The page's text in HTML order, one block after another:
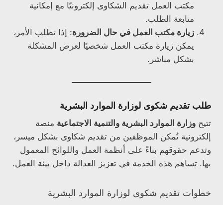
مكتب العمل تقديم الشكاوى إلكترونيًا مع إمكانية
متابعة الطلب.
زيارة مكتب العمل في حال الضرورة: إذا تطلب الأمر،
يمكن زيارة مكتب العمل شخصيًا لعرض المشكلة
بشكل مباشر.
طلب تقديم شكوى لوزارة الموارد البشرية
تتيح وزارة الموارد البشرية والتنمية الاجتماعية منصة
إلكترونية تُمكن الموظفين من تقديم شكاوى بشكل ميسر،
وتدعم حقوقهم بناءً على أنظمة العمل واللوائح المعمول
بها. تساهم هذه الخدمة في تعزيز العدالة داخل بيئة العمل.
خطوات تقديم شكوى لوزارة الموارد البشرية